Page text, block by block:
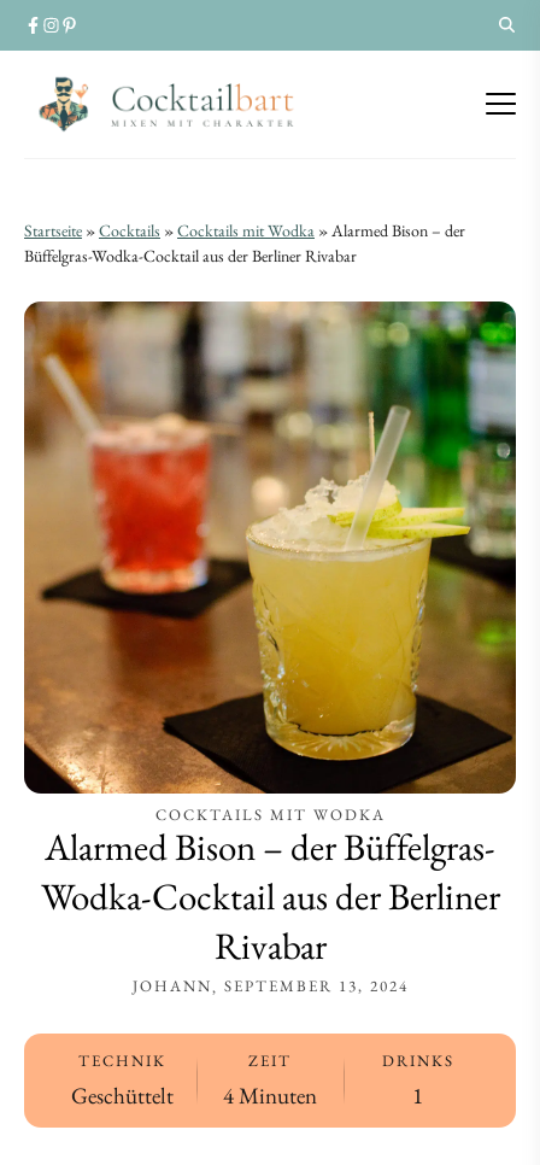
Alarmed
Bison
der
Büffelgras-
Wodka-
Cocktail
aus
Berliner
Rivabar
Alarmed
Bison
der
Büffelgras-
Wodka-
Cocktail
der
Rivabar
Startseite »Cocktails »Cocktails mit Wodka »Alarmed Bison – der
Büffelgras-Wodka-Cocktail aus der Berliner Rivabar
COCKTAILS MIT WODKA
Alarmed Bison – der Büffelgras-
Wodka-Cocktail aus der Berliner
Rivabar
JOHANN SEPTEMBER 13, 2024
TECHNIK
Geschüttelt
ZEIT
4 Minuten
DRINKS
1